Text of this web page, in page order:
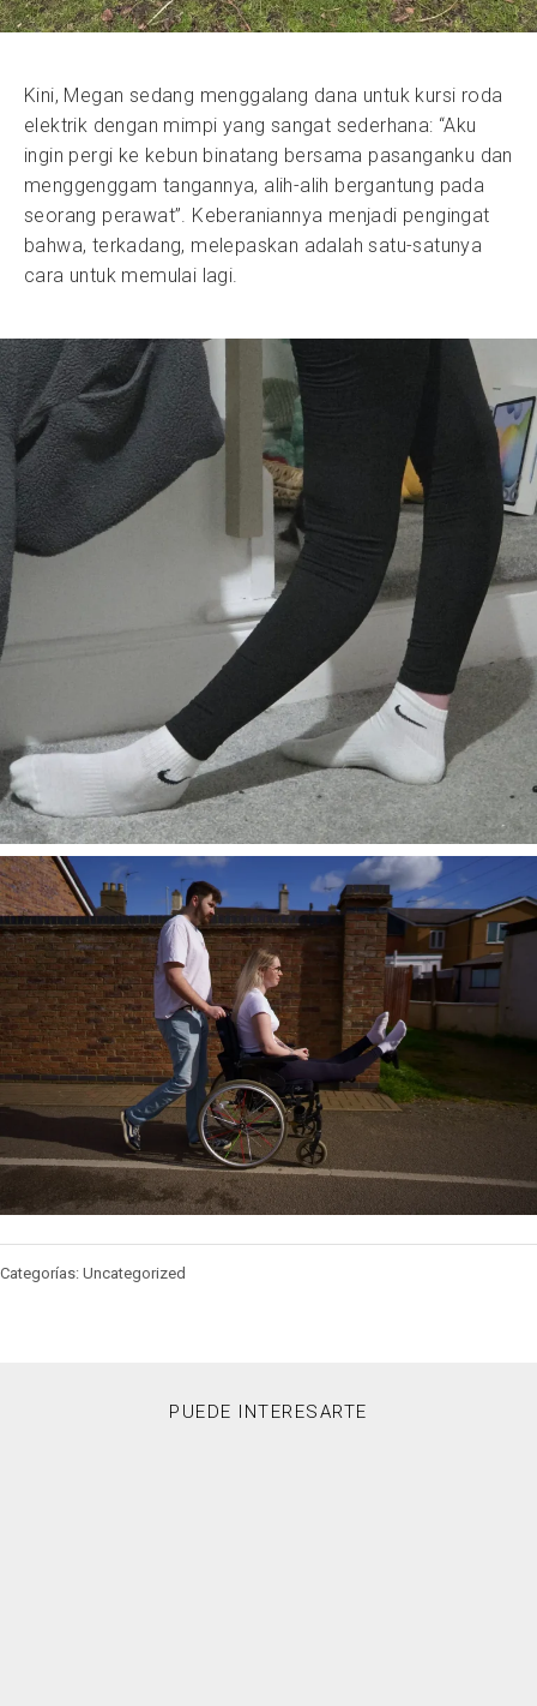
Kini, Megan sedang menggalang dana untuk kursi roda
elektrik dengan mimpi yang sangat sederhana: “Aku
ingin pergi ke kebun binatang bersama pasanganku dan
menggenggam tangannya, alih-alih bergantung pada
seorang perawat”. Keberaniannya menjadi pengingat
bahwa, terkadang, melepaskan adalah satu-satunya
cara untuk memulai lagi.
Categorías: Uncategorized
PUEDE INTERESARTE